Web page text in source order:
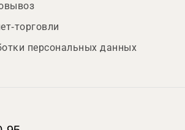
торговли
персональных данных